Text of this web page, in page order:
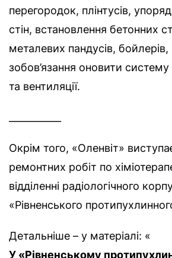
перегородок, плінтусів,
стін, встановлення бетонних
металевих пандусів,
зобов’язання оновити
та вентиляції.
Окрім того, «Оленвіт»
ремонтних робіт по
відділенні радіологічного
«Рівненського
Детальніше – у матеріалі: «
У «Рівненському